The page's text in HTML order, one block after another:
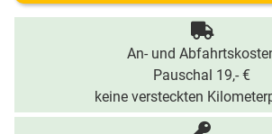
An- und
Pauschal 19,- €
keine versteckten